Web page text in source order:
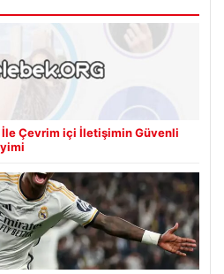
Çevrim içi İletişimin Güvenli